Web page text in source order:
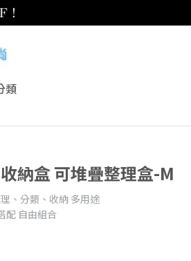
類
納盒 可堆疊整理盒-M
、分類、收納 多用途
配 自由組合